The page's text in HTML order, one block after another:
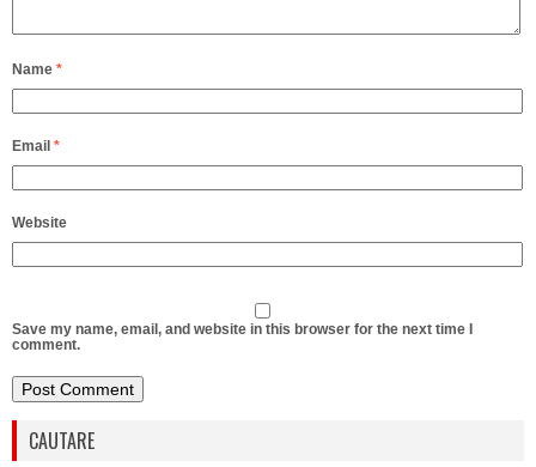
Name *
Email *
Website
Save my name, email, and website in this browser for the next time I
comment.
CAUTARE